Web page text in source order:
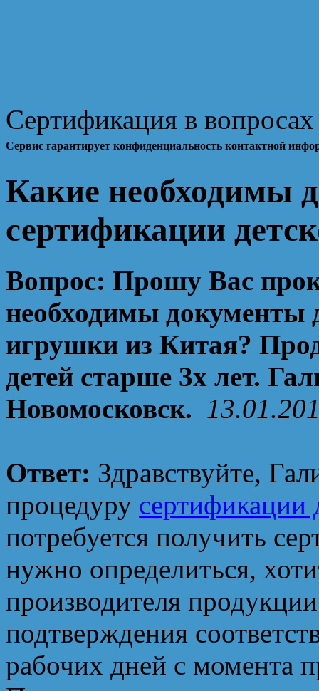
Сертификация в вопросах
Сервис гарантирует конфиденциальность контактной
Какие необходимы
сертификации
Вопрос: Прошу Вас
необходимы документы
игрушки из Китая?
детей старше 3х лет.
Новомосковск.
Ответ: Здравствуйте,
процедуру сертификации
потребуется получить
нужно определиться,
производителя
подтверждения
рабочих дней с момента